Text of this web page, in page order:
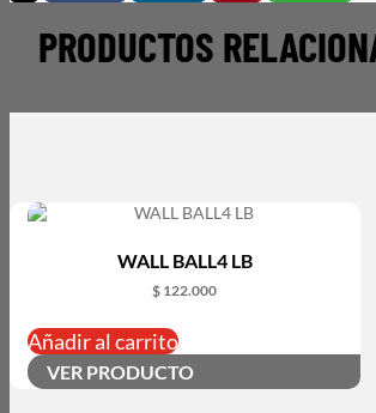
PRODUCTOS
WALL BALL4 LB
$ 122.000
Añadir al carrito
VER PRODUCTO